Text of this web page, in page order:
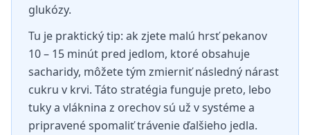
glukózy.
Tu je praktický tip: ak zjete malú hrsť pekanov
10 – 15 minút pred jedlom, ktoré obsahuje
sacharidy, môžete tým zmierniť následný nárast
cukru v krvi. Táto stratégia funguje preto, lebo
tuky a vláknina z orechov sú už v systéme a
pripravené spomaliť trávenie ďalšieho jedla.